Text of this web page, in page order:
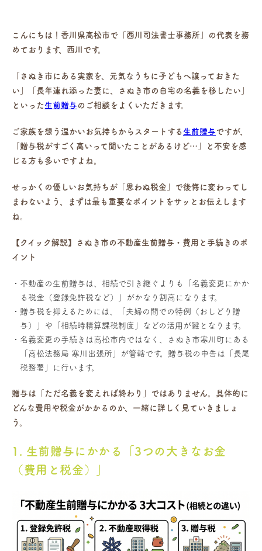
こんにちは！香川県高松市で「西川司法書士事務所」の代表を務
めております、西川です。
「さぬき市にある実家を、元気なうちに子どもへ譲っておきた
い」「長年連れ添った妻に、さぬき市の自宅の名義を移したい」
といった 生前贈与のご相談をよくいただきます。
ご家族を想う温かいお気持ちからスタートする 生前贈与 ですが、
「贈与税がすごく高いって聞いたことがあるけど…」と不安を感
じる方も多いですよね。
せっかくの優しいお気持ちが「思わぬ税金」で後悔に変わってし
まわないよう、まずは最も重要なポイントをサッとお伝えします
ね。
【クイック解説】さぬき市の不動産生前贈与・費用と手続きのポ
イント
不動産の生前贈与は、相続で引き継ぐよりも「名義変更にかか
る税金（登録免許税など）」がかなり割高になります。
贈与税を抑えるためには、「夫婦の間での特例（おしどり贈
与）」や「相続時精算課税制度」などの活用が鍵となります。
名義変更の手続きは高松市内ではなく、さぬき市寒川町にある
「高松法務局 寒川出張所」が管轄です。贈与税の申告は「長尾
税務署」に行います。
贈与は「ただ名義を変えれば終わり」ではありません。具体的に
どんな費用や税金がかかるのか、一緒に詳しく見ていきましょ
う。
1. 生前贈与にかかる「3つの大きなお金
（費用と税金）」